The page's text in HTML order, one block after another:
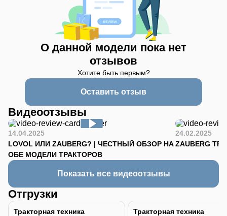
О данной модели пока нет
отзывов
Хотите быть первым?
Оставить отзыв
Видеоотзывы
14.04.2025
LOVOL ИЛИ ZAUBERG? | ЧЕСТНЫЙ ОБЗОР НА
ОБЕ МОДЕЛИ ТРАКТОРОВ
24.02.2025
ZAUBERG
Показать все видеоотзывы
Отгрузки
Тракторная техника
Тракторная техника